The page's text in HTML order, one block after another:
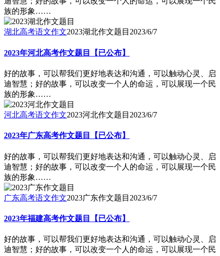
族的形象……
湖北高考语文作文2023湖北作文题目 2023/6/7
2023年河北高考作文题目【已公布】
好的故事，可以帮我们更好地表达和沟通，可以触动心灵、启
迪智慧；好的故事，可以改变一个人的命运，可以展现一个民
族的形象……
河北高考语文作文2023河北作文题目 2023/6/7
2023年广东高考作文题目【已公布】
好的故事，可以帮我们更好地表达和沟通，可以触动心灵、启
迪智慧；好的故事，可以改变一个人的命运，可以展现一个民
族的形象……
广东高考语文作文2023广东作文题目 2023/6/7
2023年福建高考作文题目【已公布】
好的故事，可以帮我们更好地表达和沟通，可以触动心灵、启
迪智慧；好的故事，可以改变一个人的命运，可以展现一个民